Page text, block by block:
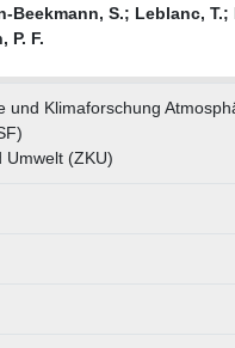
Beekmann, S.; Leblanc, T.;
P. F.
und Klimaforschung
Umwelt (ZKU)